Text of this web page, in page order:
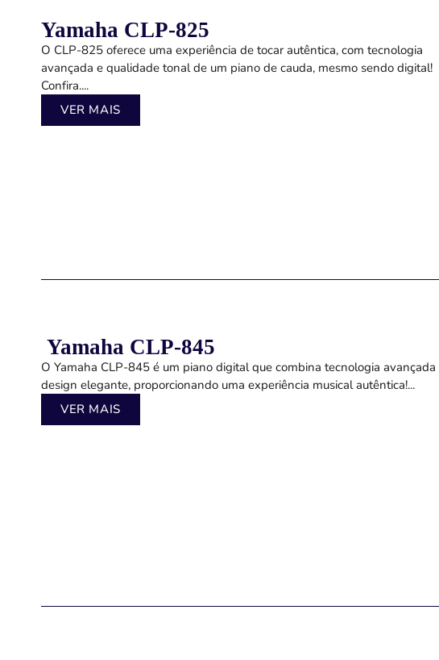
Yamaha CLP-825
O CLP-825 oferece uma experiência de tocar autêntica, com tecnologia
avançada e qualidade tonal de um piano de cauda, mesmo sendo digital!
Confira....
VER MAIS
Yamaha CLP-845
O Yamaha CLP-845 é um piano digital que combina tecnologia avançada
design elegante, proporcionando uma experiência musical autêntica!...
VER MAIS